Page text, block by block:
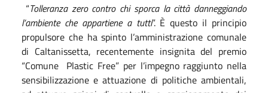
“Tolleranza zero contro chi sporca la città danneggiando
l’ambiente che appartiene a tutti”. È questo il principio
propulsore che ha spinto l’amministrazione comunale
di Caltanissetta, recentemente insignita del premio
“Comune Plastic Free” per l’impegno raggiunto nella
sensibilizzazione e attuazione di politiche ambientali,